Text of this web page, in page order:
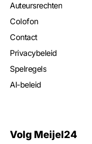
Auteursrechten
Colofon
Contact
Privacybeleid
Spelregels
AI-beleid
Volg Meijel24